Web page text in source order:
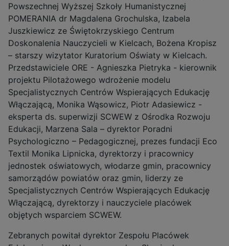
Powszechnej Wyższej Szkoły Humanistycznej
POMERANIA dr Magdalena Grochulska, Izabela
Juszkiewicz ze Świętokrzyskiego Centrum
Doskonalenia Nauczycieli w Kielcach, Bożena Kropisz
– starszy wizytator Kuratorium Oświaty w Kielcach.
Przedstawiciele ORE - Agnieszka Pietryka - kierownik
projektu Pilotażowego wdrożenie modelu
Specjalistycznych Centrów Wspierających Edukację
Włączającą, Monika Wąsowicz, Piotr Adasiewicz -
eksperta ds. superwizji SCWEW z Ośrodka Rozwoju
Edukacji, Marzena Sala – dyrektor Poradni
Psychologiczno – Pedagogicznej, prezes fundacji Eco
Textil Monika Lipnicka, dyrektorzy i pracownicy
jednostek oświatowych, włodarze gmin, pracownicy
samorządów powiatów oraz gmin, liderzy ze
Specjalistycznych Centrów Wspierających Edukację
Włączającą, dyrektorzy i nauczyciele placówek
objętych wsparciem SCWEW.
Zebranych powitał dyrektor Zespołu Placówek